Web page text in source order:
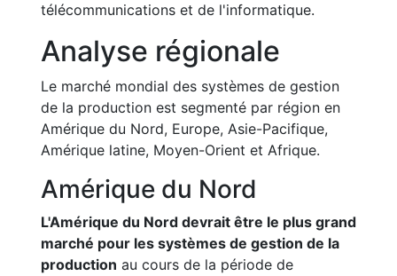
télécommunications et de l'informatique.
Analyse régionale
Le marché mondial des systèmes de gestion
de la production est segmenté par région en
Amérique du Nord, Europe, Asie-Pacifique,
Amérique latine, Moyen-Orient et Afrique.
Amérique du Nord
L'Amérique du Nord devrait être le plus grand
marché pour les systèmes de gestion de la
production au cours de la période de